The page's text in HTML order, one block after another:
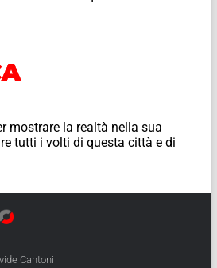
mostrare la realtà nella sua
tutti i volti di questa città e di
Cantoni